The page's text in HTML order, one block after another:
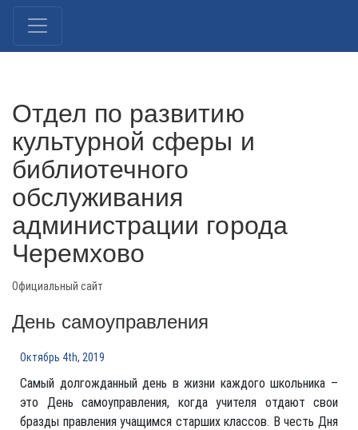
Отдел по развитию
культурной сферы и
библиотечного
обслуживания
администрации города
Черемхово
Официальный сайт
День самоуправления
Октябрь 4th, 2019
Самый долгожданный день в жизни каждого школьника –
это День самоуправления, когда учителя отдают свои
бразды правления учащимся старших классов. В честь Дня